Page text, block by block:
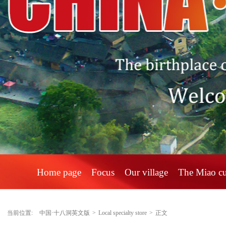
Home page Focus Our village The Miao
当前位置: 中国·十八洞英文版 > Local specialty store > 正文